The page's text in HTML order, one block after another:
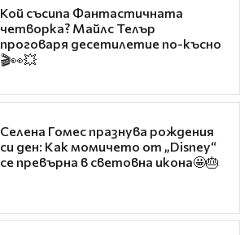
Кой съсипа Фантастичната
четворка? Майлс Телър
проговаря десетилетие по-късно
🎬👀💥
Селена Гомес празнува рождения
си ден: Как момичето от „Disney“
се превърна в световна икона🤩🎂